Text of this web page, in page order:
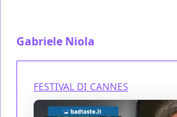
Gabriele Niola
FESTIVAL DI CANNES